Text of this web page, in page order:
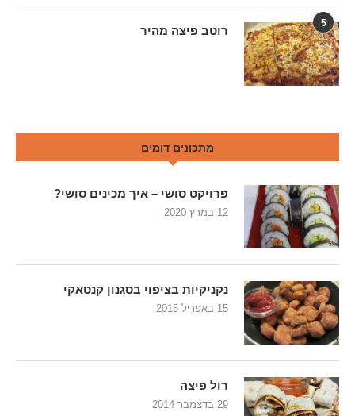
5
רוטב פיצה מהיר
מתכונים דומים
פרויקט סושי – איך מכינים סושי?
12 במרץ 2020
נקניקיות בציפוי בסגנון קנטאקי
15 באפריל 2015
רול פיצה
29 בדצמבר 2014